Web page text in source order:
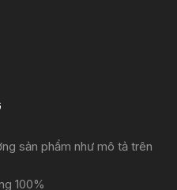
sản phẩm như mô tả trên
100%